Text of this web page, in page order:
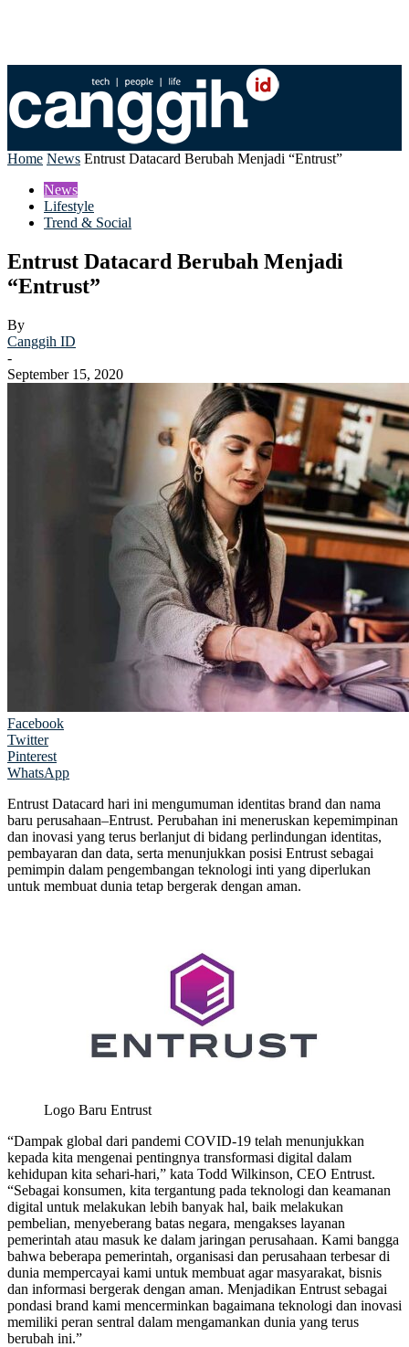
Home News Entrust Datacard Berubah Menjadi “Entrust”
News
Lifestyle
Trend & Social
Entrust Datacard Berubah Menjadi
“Entrust”
By
Canggih ID
-
September 15, 2020
Facebook
Twitter
Pinterest
WhatsApp
Entrust Datacard hari ini mengumuman identitas brand dan nama
baru perusahaan–Entrust. Perubahan ini meneruskan kepemimpinan
dan inovasi yang terus berlanjut di bidang perlindungan identitas,
pembayaran dan data, serta menunjukkan posisi Entrust sebagai
pemimpin dalam pengembangan teknologi inti yang diperlukan
untuk membuat dunia tetap bergerak dengan aman.
Logo Baru Entrust
“Dampak global dari pandemi COVID-19 telah menunjukkan
kepada kita mengenai pentingnya transformasi digital dalam
kehidupan kita sehari-hari,” kata Todd Wilkinson, CEO Entrust.
“Sebagai konsumen, kita tergantung pada teknologi dan keamanan
digital untuk melakukan lebih banyak hal, baik melakukan
pembelian, menyeberang batas negara, mengakses layanan
pemerintah atau masuk ke dalam jaringan perusahaan. Kami bangga
bahwa beberapa pemerintah, organisasi dan perusahaan terbesar di
dunia mempercayai kami untuk membuat agar masyarakat, bisnis
dan informasi bergerak dengan aman. Menjadikan Entrust sebagai
pondasi brand kami mencerminkan bagaimana teknologi dan inovasi
memiliki peran sentral dalam mengamankan dunia yang terus
berubah ini.”